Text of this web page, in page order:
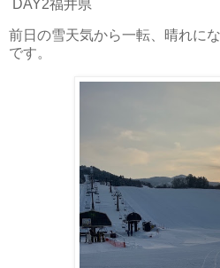
DAY2福井県
前日の雪天気から一転、晴れに
です。